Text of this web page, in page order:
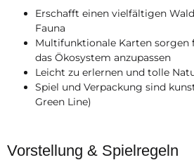
Erschafft einen vielfältigen
Fauna
Multifunktionale Karten sorgen
das Ökosystem anzupassen
Leicht zu erlernen und tolle
Spiel und Verpackung sind
Green Line)
Vorstellung & Spielregeln